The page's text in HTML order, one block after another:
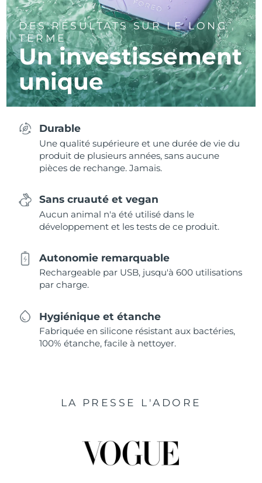
DES RÉSULTATS SUR LE LONG
TERME
Un investissement
unique
Durable
Une qualité supérieure et une durée de vie du
produit de plusieurs années, sans aucune
pièces de rechange. Jamais.
Sans cruauté et vegan
Aucun animal n'a été utilisé dans le
développement et les tests de ce produit.
Autonomie remarquable
Rechargeable par USB, jusqu'à 600 utilisations
par charge.
Hygiénique et étanche
Fabriquée en silicone résistant aux bactéries,
100% étanche, facile à nettoyer.
LA PRESSE L'ADORE